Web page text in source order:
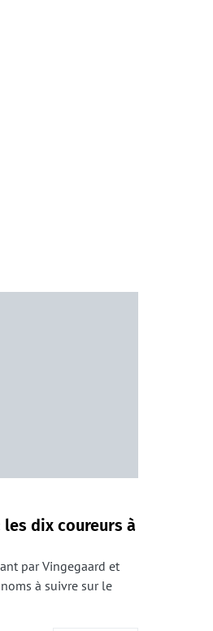
les dix coureurs à
par Vingegaard et
à suivre sur le